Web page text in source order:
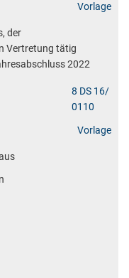
Vorlage
der
Vertretung tätig
2022
8 DS 16/
0110
Vorlage